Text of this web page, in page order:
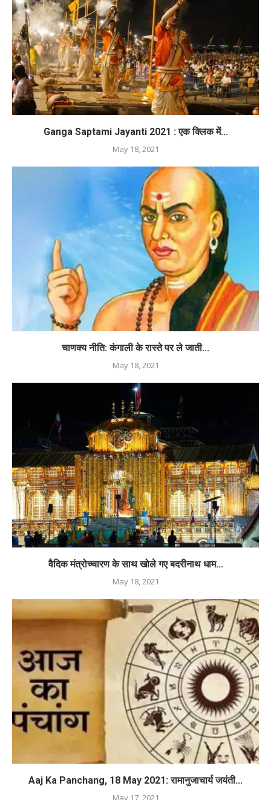
Ganga Saptami Jayanti 2021 : एक क्लिक में...
May 18, 2021
चाणक्य नीति: कंगाली के रास्ते पर ले जाती...
May 18, 2021
वैदिक मंत्रोच्चारण के साथ खोले गए बदरीनाथ धाम...
May 18, 2021
Aaj Ka Panchang, 18 May 2021: रामानुजाचार्य जयंती...
May 17, 2021